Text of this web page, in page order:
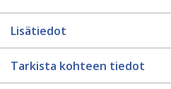
Lisätiedot
Tarkista kohteen tiedot